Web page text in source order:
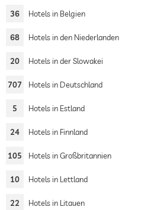
36 Hotels in Belgien
68 Hotels in den Niederlanden
20 Hotels in der Slowakei
707 Hotels in Deutschland
5 Hotels in Estland
24 Hotels in Finnland
105 Hotels in Großbritannien
10 Hotels in Lettland
22 Hotels in Litauen